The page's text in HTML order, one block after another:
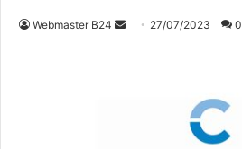
Webmaster B24 27/07/2023 0